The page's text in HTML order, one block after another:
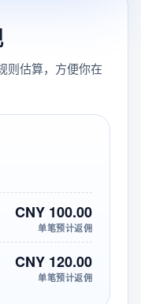
则估算，方便你在
CNY 100.00
单笔预计返佣
CNY 120.00
单笔预计返佣